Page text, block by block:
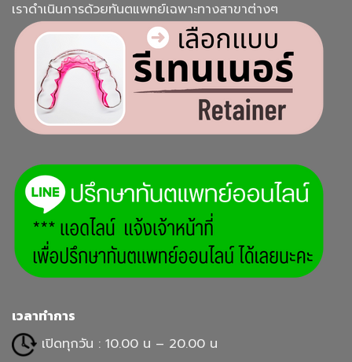
เราดำเนินการด้วยทันตแพทย์เฉพาะทางสาขาต่างๆ
เวลาทำการ
เปิดทุกวัน : 10.00 น – 20.00 น